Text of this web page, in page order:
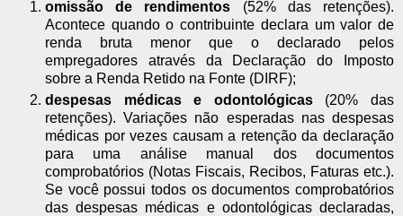
omissão de rendimentos (52% das retenções).
Acontece quando o contribuinte declara um valor de
renda bruta menor que o declarado pelos
empregadores através da Declaração do Imposto
sobre a Renda Retido na Fonte (DIRF);
despesas médicas e odontológicas(20% das
retenções). Variações não esperadas nas despesas
médicas por vezes causam a retenção da declaração
para uma análise manual dos documentos
comprobatórios (Notas Fiscais, Recibos, Faturas etc.).
Se você possui todos os documentos comprobatórios
das despesas médicas e odontológicas declaradas,